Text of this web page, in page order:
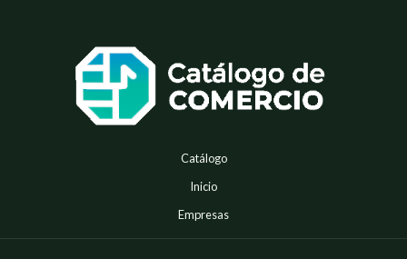
Catálogo
Inicio
Empresas